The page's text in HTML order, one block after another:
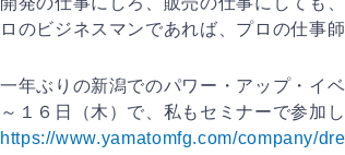
ロのビジネスマンであれば、プロの仕事
一年ぶりの新潟でのパワー・アップ・イ
～１６日（木） で、私もセミナーで参加し
https://www.yamatomfg.com/company/